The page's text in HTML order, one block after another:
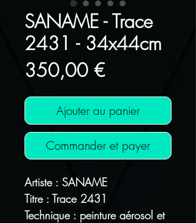
SANAME - Trace
2431 - 34x44cm
350,00 €Prix
Ajouter au panier
Commander et payer
Artiste : SANAME
Titre : Trace 2431
Technique : peinture aérosol et